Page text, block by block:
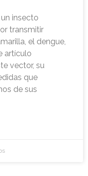
insecto
transmitir
el dengue,
artículo
vector, su
que
de sus